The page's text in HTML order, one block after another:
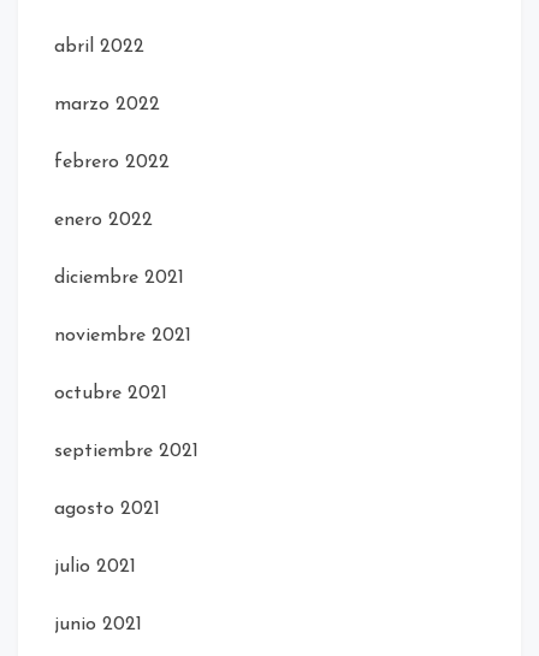
abril 2022
marzo 2022
febrero 2022
enero 2022
diciembre 2021
noviembre 2021
octubre 2021
septiembre 2021
agosto 2021
julio 2021
junio 2021